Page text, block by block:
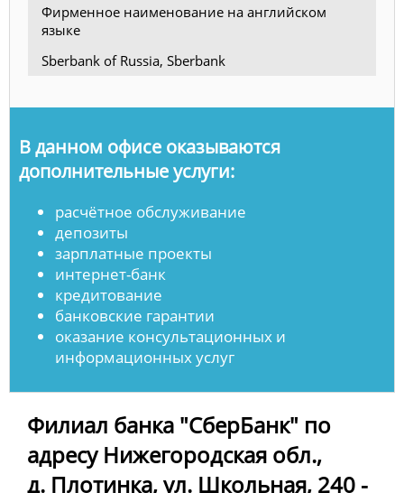
Фирменное наименование на английском
языке
Sberbank of Russia, Sberbank
В данном офисе оказываются
дополнительные услуги:
расчётное обслуживание
депозиты
зарплатные проекты
интернет-банк
кредитование
банковские гарантии
оказание консультационных и
информационных услуг
Филиал банка "СберБанк" по
адресу Нижегородская обл.,
д. Плотинка, ул. Школьная, 240 -